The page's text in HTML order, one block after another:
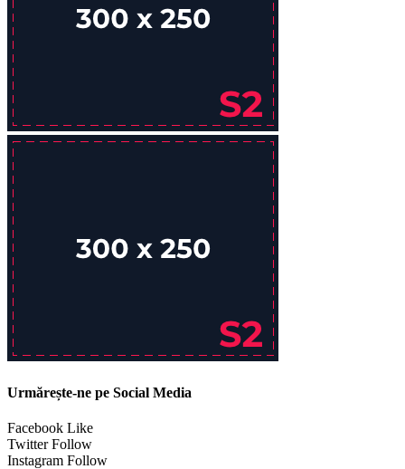
Urmărește-ne pe Social Media
Facebook Like
Twitter Follow
Instagram Follow